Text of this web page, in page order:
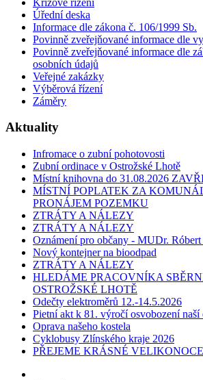
Úřední deska
Informace dle zákona č. 106/1999 Sb.
Povinně zveřejňované informace dle
Povinně zveřejňované informace dle
osobních údajů
Veřejné zakázky
Výběrová řízení
Záměry
Aktuality
Infromace o zubní pohotovosti
Zubní ordinace v Ostrožské Lhotě
Místní knihovna do 31.08.2026
MÍSTNÍ POPLATEK ZA
PRONÁJEM POZEMKU
ZTRÁTY A NÁLEZY
ZTRÁTY A NÁLEZY
Oznámení pro občany - MUDr.
Nový kontejner na bioodpad
ZTRÁTY A NÁLEZY
HLEDÁME PRACOVNÍKA
OSTROŽSKÉ LHOTĚ
Odečty elektroměrů 12.-14.5.2026
Pietní akt k 81. výročí osvobození naší
Oprava našeho kostela
Cyklobusy Zlínského kraje 2026
PŘEJEME KRÁSNÉ VELIKONOCE